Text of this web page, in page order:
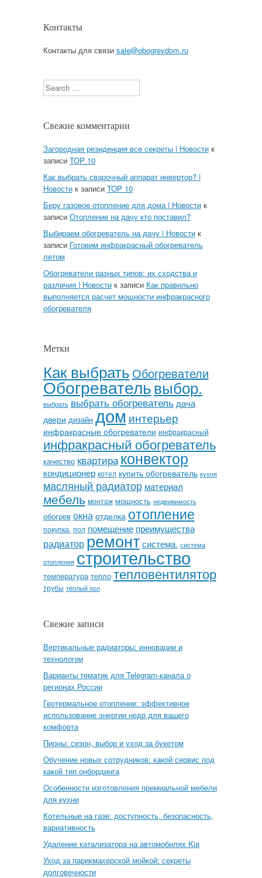
Контакты
Контакты для связи sale@obogrevdom.ru
Search
Свежие комментарии
Загородная резиденция все секреты | Новостик
записи TOP 10
Как выбрать сварочный аппарат инвертор? |
Новостик записи TOP 10
Беру газовое отопление для дома | Новостик
записи Отопление на дачу кто поставил?
Выбираем обогреватель на дачу | Новостик
записи Готовим инфракрасный обогреватель
летом
Обогреватели разных типов: их сходства и
различия | Новостик записи Как правильно
выполняется расчет мощности инфракрасного
обогревателя
Метки
Как выбрать Обогреватели
Обогревательвыбор.
выбрать выбрать обогреватель дача
двери дизайн дом интерьер
инфракрасные обогреватели инфракрасный
инфракрасный обогреватель
качество квартираконвектор
кондиционер котел купить обогреватель кухня
масляный радиатор материал
мебель монтаж мощность недвижимость
обогрев окна отделка отопление
покупка. пол помещение преимущества
радиатор ремонт система. система
отопления строительство
температура тепло тепловентилятор
трубы тёплый пол
Свежие записи
Вертикальные радиаторы: инновации и
технологии
Варианты тематик для Telegram-канала о
регионах России
Геотермальное отопление: эффективное
использование энергии недр для вашего
комфорта
Пионы: сезон, выбор и уход за букетом
Обучение новых сотрудников: какой сервис под
какой тип онбординга
Особенности изготовления премиальной мебели
для кухни
Котельные на газе: доступность, безопасность,
вариативность
Удаление катализатора на автомобилях Kia
Уход за парикмахерской мойкой: секреты
долговечности